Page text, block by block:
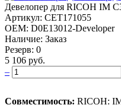
Девело­пер для RICOH IM
Артикул: CET171055
OEM: D0E13012-Developer
Наличие: Заказ
Резерв: 0
5 106 руб.
–
Совместимость: RICOH: